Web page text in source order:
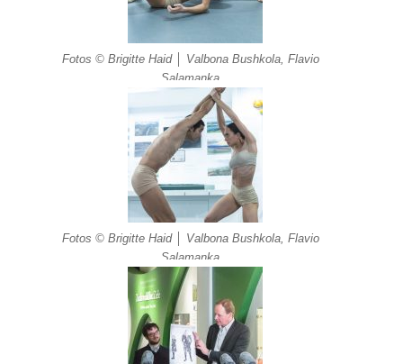
Fotos © Brigitte Haid │ Valbona Bushkola, Flavio
Salamanka
Fotos © Brigitte Haid │ Valbona Bushkola, Flavio
Salamanka